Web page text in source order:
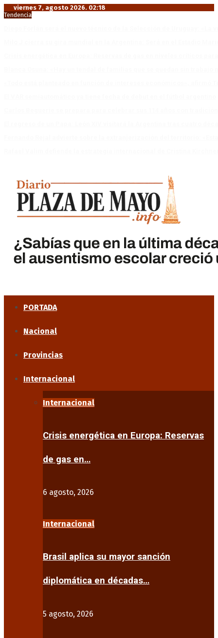
viernes 7, agosto 2026. 02:18
Tendencia
PORTADA
Nacional
Provincias
Internacional
Internacional
Crisis energética en Europa: Reservas
de gas en…
6 agosto, 2026
Internacional
Brasil aplica su mayor sanción
diplomática en décadas…
5 agosto, 2026